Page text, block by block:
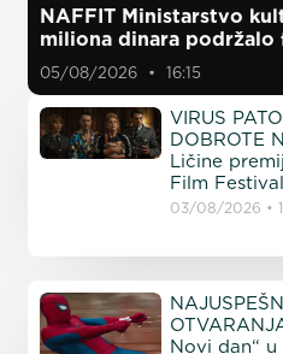
NAFFIT Ministarstvo
miliona dinara podržalo
05/08/2026 16:15
VIRUS
DOBROTE
Ličine
Film
03/08/2026
Novi dan“